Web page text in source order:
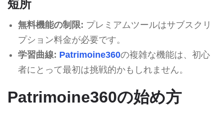
短所
無料機能の制限: プレミアムツールはサブスクリ
プション料金が必要です。
学習曲線: Patrimoine360の複雑な機能は、初心
者にとって最初は挑戦的かもしれません。
Patrimoine360の始め方